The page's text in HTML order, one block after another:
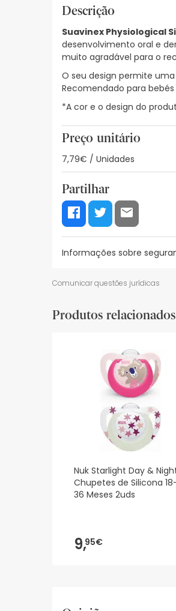
Descrição
Suavinex Physiological
desenvolvimento oral e
muito agradável para o
O seu design permite
Recomendado para
*A cor e o design do
Preço unitário
7,79€ / Unidades
Partilhar
Informações sobre
Recursos de segurança
De momento, não
sobre segurança, não
Comunicar questões jurídicas
Produtos relacionados
Nuk Starlight Day &
Chupetes de Silicona
36 Meses 2uds
9,95€